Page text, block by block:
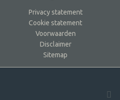
Privacy statement
Cookie statement
Voorwaarden
Disclaimer
Sitemap